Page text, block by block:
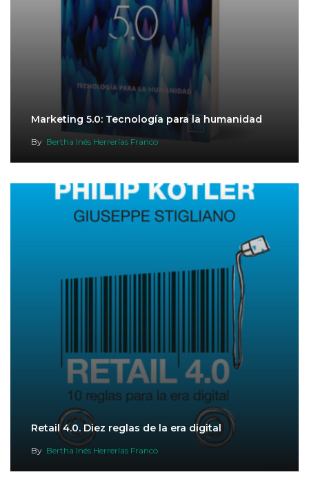
Marketing 5.0: Tecnología para la humanidad
By Bertha Inés Herrerías Franco
Retail 4.0. Diez reglas de la era digital
By Bertha Inés Herrerías Franco